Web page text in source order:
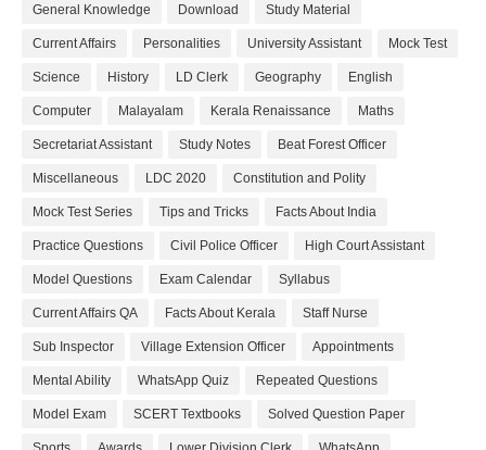
General Knowledge Download Study Material
Current Affairs Personalities University Assistant Mock Test
Science History LD Clerk Geography English
Computer Malayalam Kerala Renaissance Maths
Secretariat Assistant Study Notes Beat Forest Officer
Miscellaneous LDC 2020 Constitution and Polity
Mock Test Series Tips and Tricks Facts About India
Practice Questions Civil Police Officer High Court Assistant
Model Questions Exam Calendar Syllabus
Current Affairs QA Facts About Kerala Staff Nurse
Sub Inspector Village Extension Officer Appointments
Mental Ability WhatsApp Quiz Repeated Questions
Model Exam SCERT Textbooks Solved Question Paper